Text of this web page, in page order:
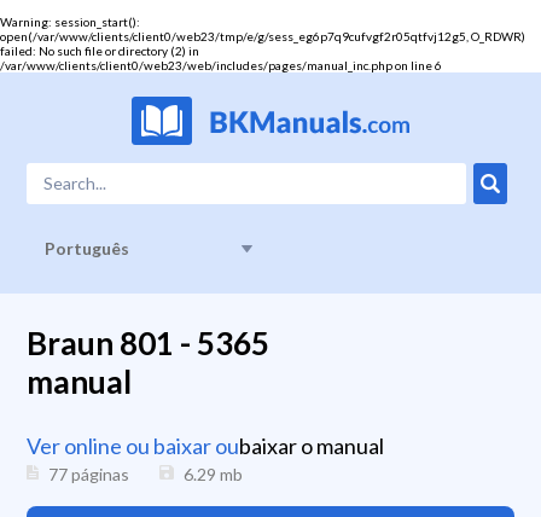
Warning: session_start():
open(/var/www/clients/client0/web23/tmp/e/g/sess_eg6p7q9cufvgf2r05qtfvj12g5, O_RDWR)
failed: No such file or directory (2) in
/var/www/clients/client0/web23/web/includes/pages/manual_inc.phpon line6
Português
Braun 801 - 5365
manual
Ver online ou baixar oubaixar o manual
77 páginas 6.29 mb